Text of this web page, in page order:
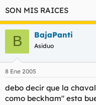
SON MIS RAICES
B BajaPanti
Asiduo
8 Ene 2005
debo decir que la
como beckham" esta